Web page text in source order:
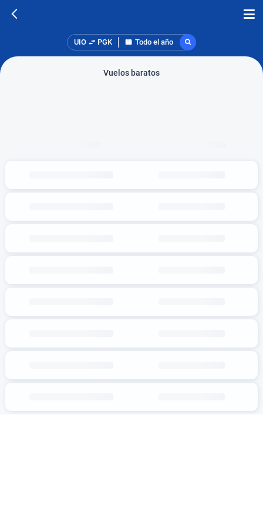
UIO PGK Todo el año
Vuelos baratos